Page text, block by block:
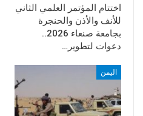
اختتام المؤتمر العلمي الثاني
للأنف والأذن والحنجرة
بجامعة صنعاء 2026..
دعوات لتطوير…
اليمن